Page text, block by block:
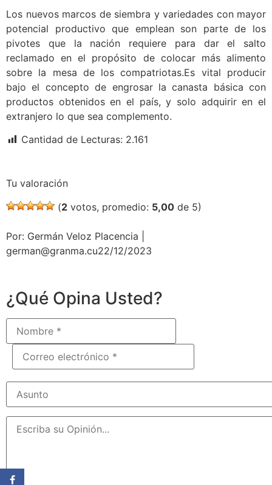
Los nuevos marcos de siembra y variedades con mayor
potencial productivo que emplean son parte de los
pivotes que la nación requiere para dar el salto
reclamado en el propósito de colocar más alimento
sobre la mesa de los compatriotas.Es vital producir
bajo el concepto de engrosar la canasta básica con
productos obtenidos en el país, y solo adquirir en el
extranjero lo que sea complemento.
Cantidad de Lecturas: 2.161
Tu valoración
(2 votos, promedio: 5,00 de 5)
Por: Germán Veloz Placencia |
german@granma.cu22/12/2023
¿Qué Opina Usted?